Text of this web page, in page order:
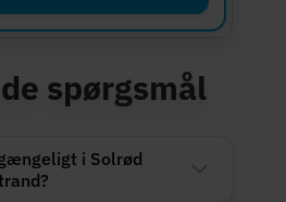
spørgsmål
i Solrød